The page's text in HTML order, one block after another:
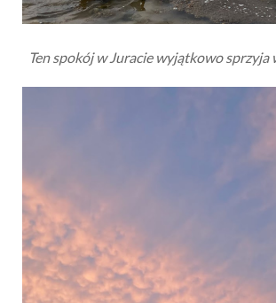
Ten spokój w Juracie wyjątkowo sprzyja